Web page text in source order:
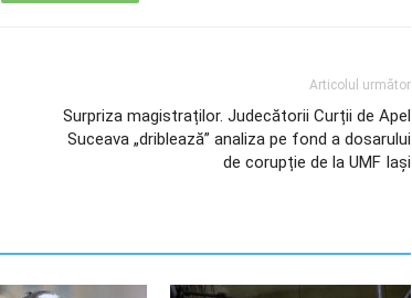
Articolul următor
Surpriza magistraților. Judecătorii Curții de Apel
Suceava „driblează” analiza pe fond a dosarului
de corupție de la UMF Iași